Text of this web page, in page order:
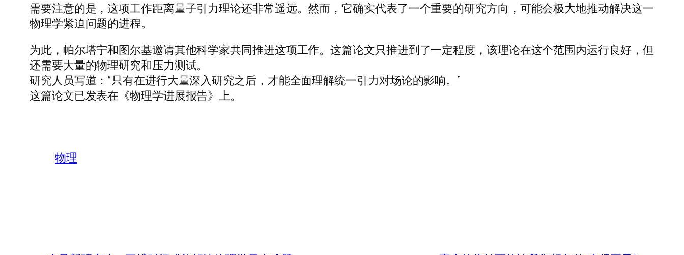
需要注意的是，这项工作距离量子引力理论还非常遥远。然而，它确实代表了一个重要的研究方向，可能会极大地推动解决这一
物理学紧迫问题的进程。
为此，帕尔塔宁和图尔基邀请其他科学家共同推进这项工作。这篇论文只推进到了一定程度，该理论在这个范围内运行良好，但
还需要大量的物理研究和压力测试。
研究人员写道：“只有在进行大量深入研究之后，才能全面理解统一引力对场论的影响。”
这篇论文已发表在《物理学进展报告》上。
物理